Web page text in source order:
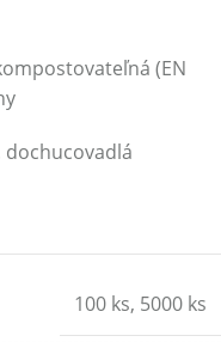
(EN
dochucovadlá
100 ks, 5000 ks